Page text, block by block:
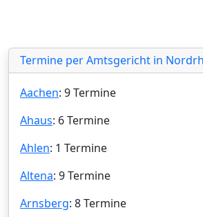
Termine per Amtsgericht in
Aachen: 9 Termine
Ahaus: 6 Termine
Ahlen: 1 Termine
Altena: 9 Termine
Arnsberg: 8 Termine